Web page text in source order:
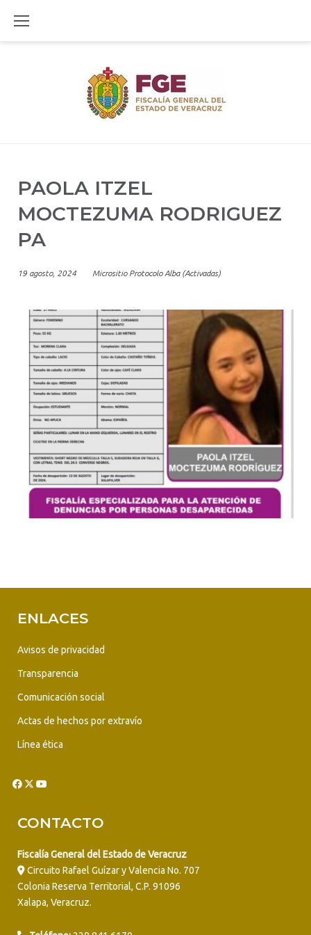
PAOLA ITZEL
MOCTEZUMA RODRIGUEZ
PA
19 agosto, 2024 Micrositio Protocolo Alba (Activadas)
ENLACES
Avisos de privacidad
Transparencia
Comunicación social
Actas de hechos por extravío
Línea ética
CONTACTO
Fiscalía General del Estado de Veracruz
Circuito Rafael Guízar y Valencia No. 707
Colonia Reserva Territorial, C.P. 91096
Xalapa, Veracruz.